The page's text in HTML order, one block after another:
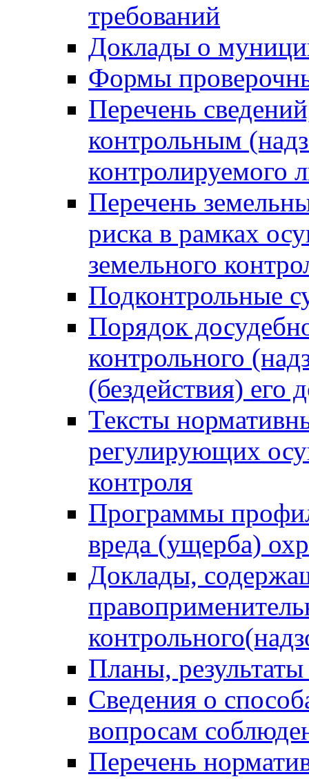
требований
Доклады о
Формы
Перечень
контрольным
контролируемого
Перечень
риска в рамках
земельного
Подконтрольные
Порядок
контрольного
(бездействия)
Тексты
регулирующих
контроля
Программы
вреда (ущерба)
Доклады,
Планы,
Сведения о
вопросам
Перечень